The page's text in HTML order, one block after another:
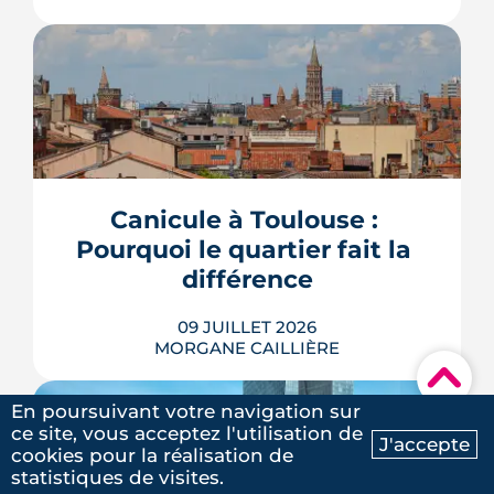
Ma recherche Contactez-nous
▾
Avec le vote du Sénat du 8 juillet, un
logement classé F ou G pourra rester
en location sous conditions de travaux.
Que faut-il en retenir quand on
des lieux des règles, des échéances et
des marges de manœuvre.
LIRE L'ARTICLE
Canicule à Toulouse :
Pourquoi le quartier fait la
différence
09 JUILLET 2026
MORGANE CAILLIÈRE
À l'échelle de Toulouse, la température
nocturne peut varier de plusieurs
En poursuivant votre navigation sur
ce site, vous acceptez l'utilisation de
cookies pour la réalisation de
statistiques de visites.
J'accepte